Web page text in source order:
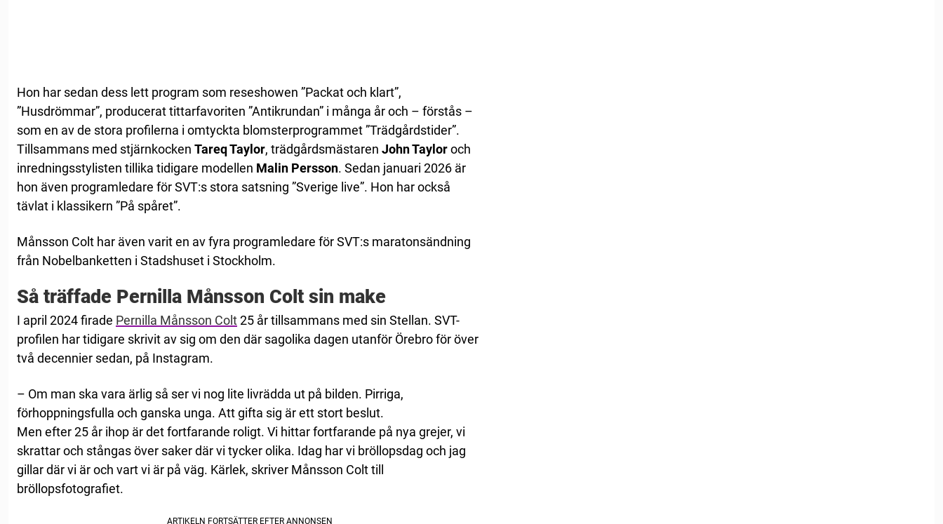
Hon har sedan dess lett program som reseshowen ”Packat och klart”,
”Husdrömmar”, producerat tittarfavoriten ”Antikrundan” i många år och – förstås –
som en av de stora profilerna i omtyckta blomsterprogrammet ”Trädgårdstider”.
Tillsammans med stjärnkocken Tareq Taylor, trädgårdsmästaren John Tayloroch
inredningsstylisten tillika tidigare modellen Malin Persson. Sedan januari 2026 är
hon även programledare för SVT:s stora satsning ”Sverige live”. Hon har också
tävlat i klassikern ”På spåret”.
Månsson Colt har även varit en av fyra programledare för SVT:s maratonsändning
från Nobelbanketten i Stadshuset i Stockholm.
Så träffade Pernilla Månsson Colt sin make
I april 2024 firade Pernilla Månsson Colt25 år tillsammans med sin Stellan. SVT-
profilen har tidigare skrivit av sig om den där sagolika dagen utanför Örebro för över
två decennier sedan, på Instagram.
– Om man ska vara ärlig så ser vi nog lite livrädda ut på bilden. Pirriga,
förhoppningsfulla och ganska unga. Att gifta sig är ett stort beslut.
Men efter 25 år ihop är det fortfarande roligt. Vi hittar fortfarande på nya grejer, vi
skrattar och stångas över saker där vi tycker olika. Idag har vi bröllopsdag och jag
gillar där vi är och vart vi är på väg. Kärlek, skriver Månsson Colt till
bröllopsfotografiet.